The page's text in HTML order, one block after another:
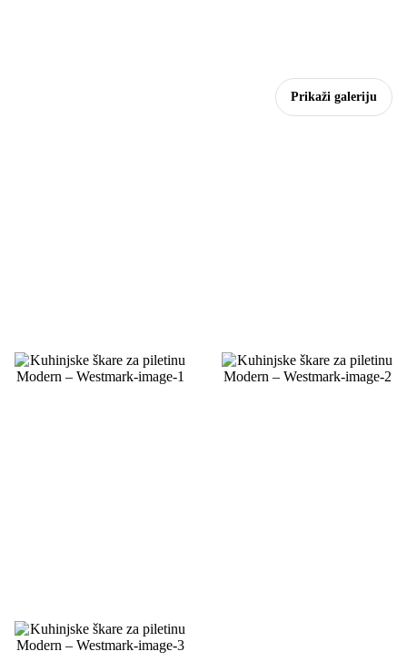
Prikaži galeriju